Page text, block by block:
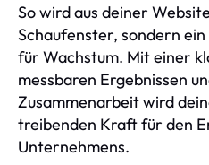
So wird aus deiner
Schaufenster, sondern
für Wachstum. Mit einer
messbaren Ergebnissen
Zusammenarbeit wird
treibenden Kraft für den
Unternehmens.